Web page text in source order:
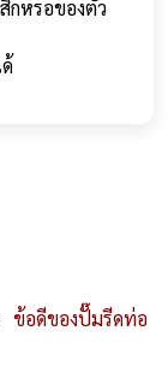
กหรอของตัว
ข้อดีของปั๊มรีดท่อ